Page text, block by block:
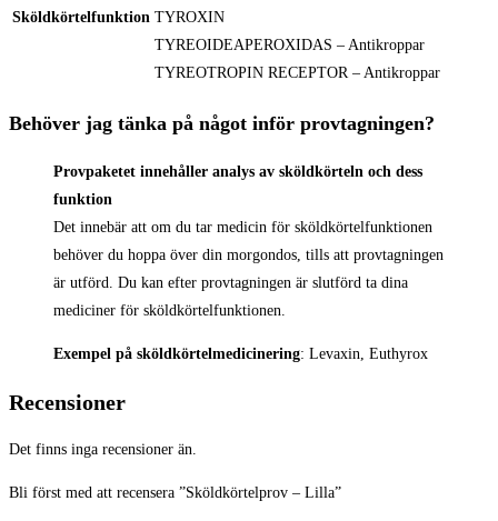
Sköldkörtelfunktion TYROXIN
TYREOIDEAPEROXIDAS – Antikroppar
TYREOTROPIN RECEPTOR – Antikroppar
Behöver jag tänka på något inför provtagningen?
Provpaketet innehåller analys av sköldkörteln och dess
funktion
Det innebär att om du tar medicin för sköldkörtelfunktionen
behöver du hoppa över din morgondos, tills att provtagningen
är utförd. Du kan efter provtagningen är slutförd ta dina
mediciner för sköldkörtelfunktionen.
Exempel på sköldkörtelmedicinering: Levaxin, Euthyrox
Recensioner
Det finns inga recensioner än.
Bli först med att recensera ”Sköldkörtelprov – Lilla”